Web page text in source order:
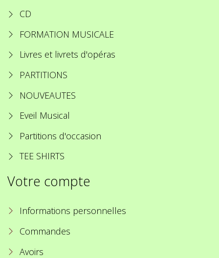
CD
FORMATION MUSICALE
Livres et livrets d'opéras
PARTITIONS
NOUVEAUTES
Eveil Musical
Partitions d'occasion
TEE SHIRTS
Votre compte
Informations personnelles
Commandes
Avoirs